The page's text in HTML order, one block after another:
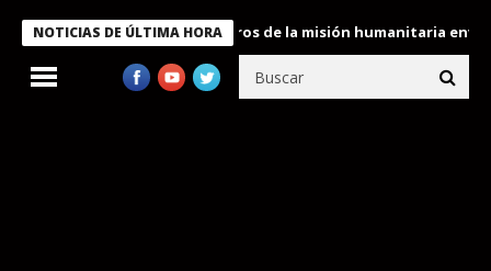
NOTICIAS DE ÚLTIMA HORA
condecora a miembros de la misión humanitaria enviada a